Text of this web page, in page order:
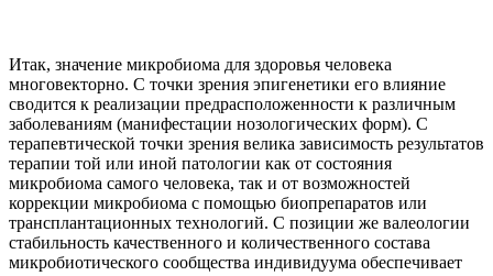
Итак, значение микробиома для здоровья человека
многовекторно. С точки зрения эпигенетики его влияние
сводится к реализации предрасположенности к различным
заболеваниям (манифестации нозологических форм). С
терапевтической точки зрения велика зависимость результатов
терапии той или иной патологии как от состояния
микробиома самого человека, так и от возможностей
коррекции микробиома с помощью биопрепаратов или
трансплантационных технологий. С позиции же валеологии
стабильность качественного и количественного состава
микробиотического сообщества индивидуума обеспечивает